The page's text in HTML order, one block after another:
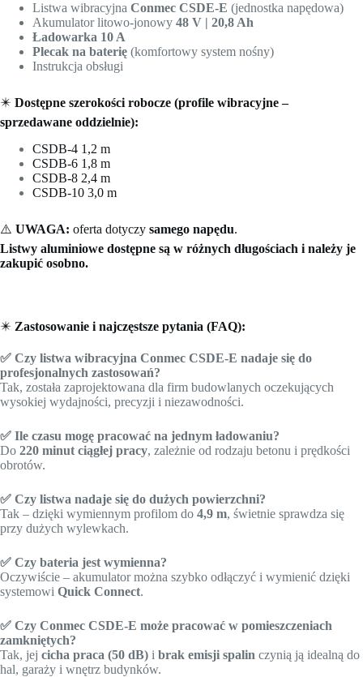
Listwa wibracyjna Conmec CSDE-E (jednostka napędowa)
Akumulator litowo-jonowy 48 V | 20,8 Ah
Ładowarka 10 A
Plecak na baterię (komfortowy system nośny)
Instrukcja obsługi
✴️ Dostępne szerokości robocze (profile wibracyjne –
sprzedawane oddzielnie):
CSDB-4 1,2 m
CSDB-6 1,8 m
CSDB-8 2,4 m
CSDB-10 3,0 m
⚠️ UWAGA: oferta dotyczy samego napędu.
Listwy aluminiowe dostępne są w różnych długościach i należy je
zakupić osobno.
✴️ Zastosowanie i najczęstsze pytania (FAQ):
✅ Czy listwa wibracyjna Conmec CSDE-E nadaje się do
profesjonalnych zastosowań?
Tak, została zaprojektowana dla firm budowlanych oczekujących
wysokiej wydajności, precyzji i niezawodności.
✅ Ile czasu mogę pracować na jednym ładowaniu?
Do 220 minut ciągłej pracy, zależnie od rodzaju betonu i prędkości
obrotów.
✅ Czy listwa nadaje się do dużych powierzchni?
Tak – dzięki wymiennym profilom do 4,9 m, świetnie sprawdza się
przy dużych wylewkach.
✅ Czy bateria jest wymienna?
Oczywiście – akumulator można szybko odłączyć i wymienić dzięki
systemowi Quick Connect.
✅ Czy Conmec CSDE-E może pracować w pomieszczeniach
zamkniętych?
Tak, jej cicha praca (50 dB) i brak emisji spalin czynią ją idealną do
hal, garaży i wnętrz budynków.